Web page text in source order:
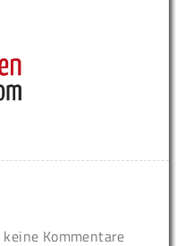
keine Kommentare